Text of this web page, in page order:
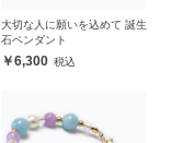
大切な人に願いを込めて 誕生
石ペンダント
6,300